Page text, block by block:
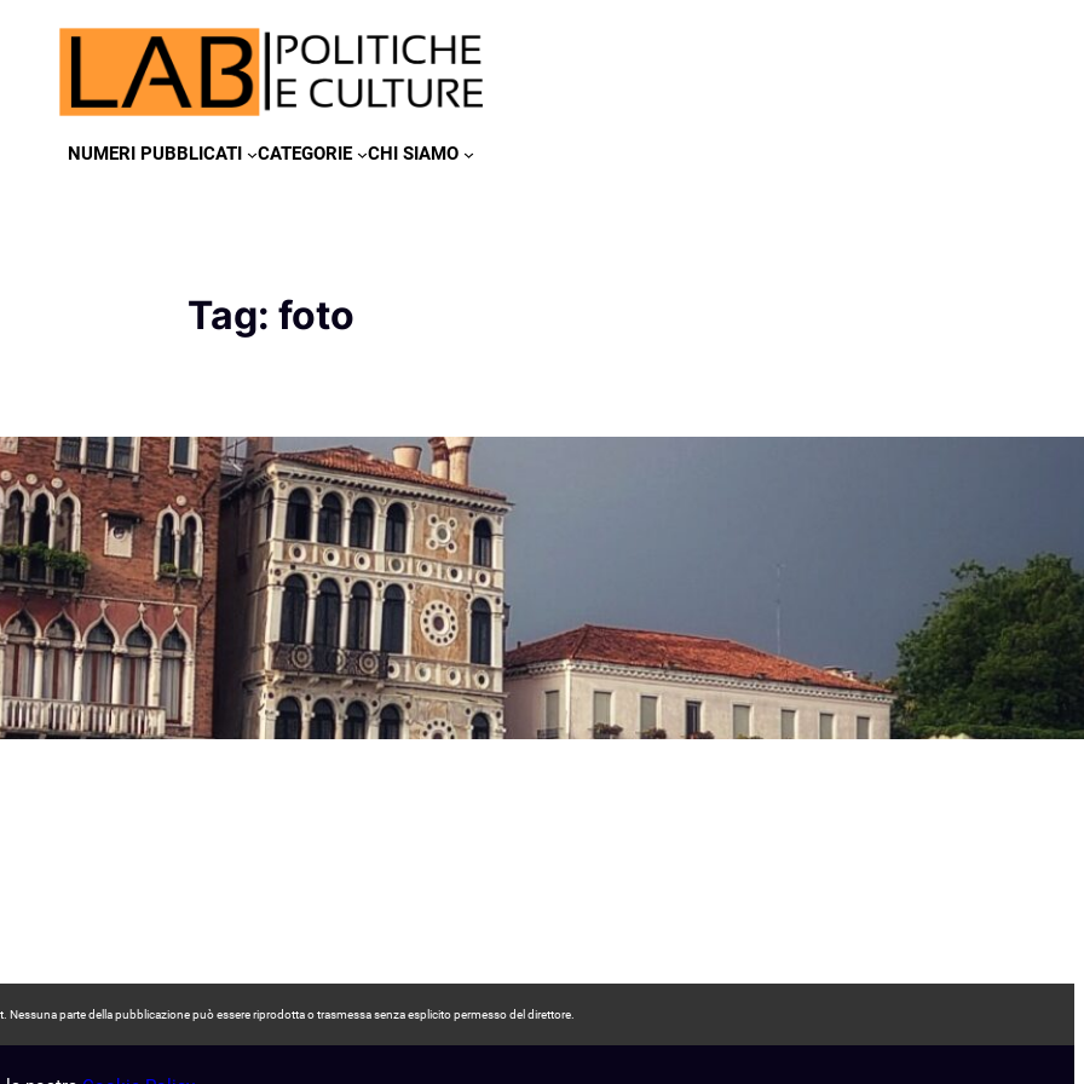
NUMERI PUBBLICATI CATEGORIE CHI SIAMO
Tag: foto
parte della pubblicazione può essere riprodotta o trasmessa senza esplicito permesso del direttore.